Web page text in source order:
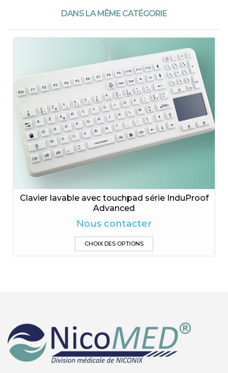
DANS LA MÊME CATÉGORIE
Clavier lavable avec touchpad série InduProof
Advanced
Nous contacter
CHOIX DES OPTIONS
produit
être
choisies
sur